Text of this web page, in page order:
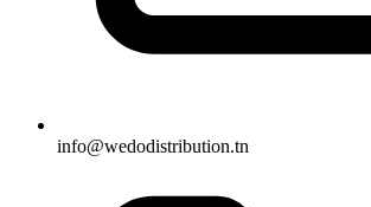
info@wedodistribution.tn